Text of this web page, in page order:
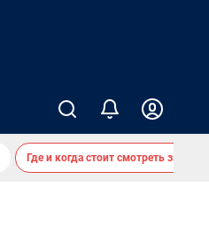
Где и когда стоит смотреть